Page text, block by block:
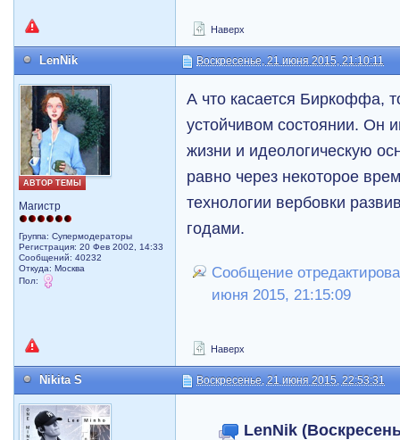
Наверх
LenNik Воскресенье, 21 июня 2015, 21:10:11
АВТОР ТЕМЫ
Магистр
Группа: Супермодераторы
Регистрация: 20 Фев 2002, 14:33
Сообщений: 40232
Откуда: Москва
Пол:
А что касается Биркоффа,
устойчивом состоянии. Он
жизни и идеологическую
равно через некоторое
технологии вербовки
годами.
Сообщение
июня 2015, 21:15:09
Наверх
Nikita S Воскресенье, 21 июня 2015, 22:53:31
LenNik